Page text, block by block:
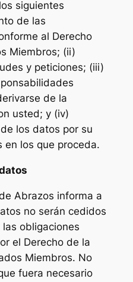
siguientes
de las
al Derecho
Miembros; (ii)
y peticiones; (iii)
de la
usted; y (iv)
los datos por su
en los que proceda.
Abrazos informa a
no serán cedidos
obligaciones
el Derecho de la
Miembros. No
fuera necesario